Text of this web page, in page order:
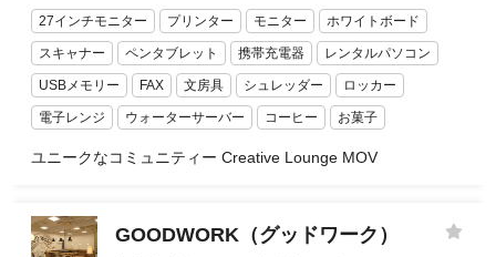
27インチモニター プリンター モニター ホワイトボード
スキャナー ペンタブレット 携帯充電器 レンタルパソコン
USBメモリー FAX 文房具 シュレッダー ロッカー
電子レンジ ウォーターサーバー コーヒー お菓子
ユニークなコミュニティー Creative Lounge MOV
GOODWORK（グッドワーク）